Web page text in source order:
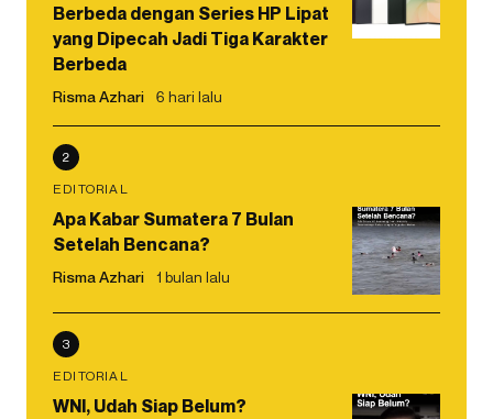
Berbeda dengan Series HP Lipat
yang Dipecah Jadi Tiga Karakter
Berbeda
Risma Azhari 6 hari lalu
2
EDITORIAL
Apa Kabar Sumatera 7 Bulan
Setelah Bencana?
Risma Azhari 1 bulan lalu
3
EDITORIAL
WNI, Udah Siap Belum?